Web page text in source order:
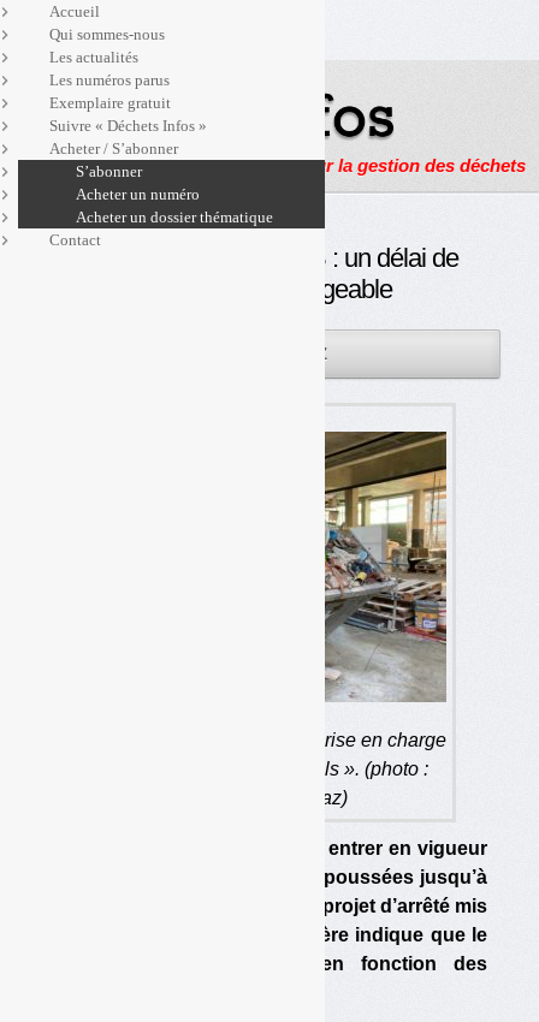
Actualités, enquêtes et reportages sur la gestion des déchets
Arrêté moratoire PMCB : un délai de
deux ans aménageable
OLIVIER GUICHARDAZ
Le moratoire va retarder la prise en charge
des déchets dits « résiduels ». (photo :
Olivier Guichardaz)
Les dispositions qui devaient entrer en vigueur
cette année pourraient être repoussées jusqu’à
2027 au lieu de 2026, selon le projet d’arrêté mis
en ligne le 26 août. Le ministère indique que le
délai pourrait être réduit en fonction des
Accueil
Qui sommes-nous
Les actualités
Les numéros parus
Exemplaire gratuit
Suivre « Déchets Infos »
Acheter / S’abonner
S’abonner
Acheter un numéro
Acheter un dossier thématique
Contact